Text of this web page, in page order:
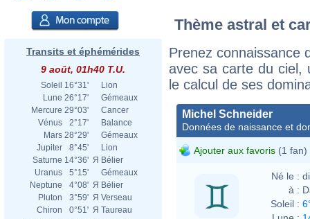
Transits et éphémérides
9 août, 01h40 T.U.
Soleil 16°31'
Lion
Lune 26°17'
Gémeaux
Mercure 29°03'
Cancer
Vénus
2°17'
Balance
Mars 28°29'
Gémeaux
Jupiter
8°45'
Lion
Saturne 14°36' Я Bélier
Uranus
5°15'
Gémeaux
Neptune
4°08' Я Bélier
Pluton
3°59' Я Verseau
Chiron
0°51' Я Taureau
Thème astral et
Prenez connaissance
avec sa carte du ciel,
le calcul de ses
Michel Schneider
Données de naissance et
Ajouter aux favoris (1 fan)
Né le :
à :
Soleil :